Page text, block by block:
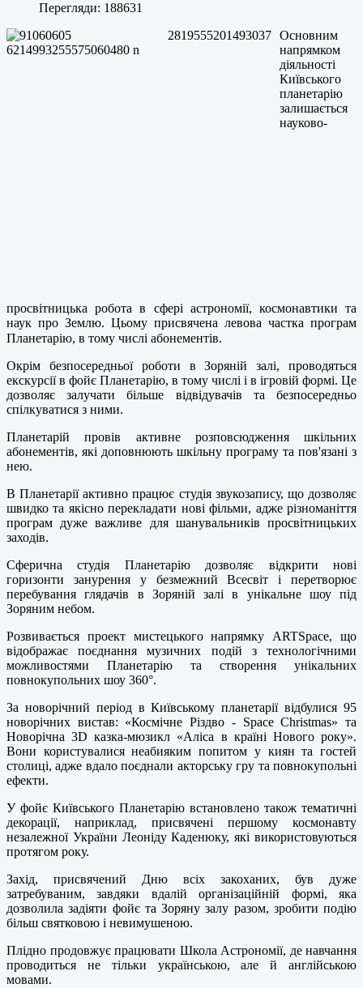
Перегляди: 188631
Основним
напрямком
діяльності
Київського
планетарію
залишається
науково-
просвітницька робота в сфері астрономії, космонавтики та
наук про Землю. Цьому присвячена левова частка програм
Планетарію, в тому числі абонементів.⠀
Окрім безпосередньої роботи в Зоряній залі, проводяться
екскурсії в фойє Планетарію, в тому числі і в ігровій формі. Це
дозволяє залучати більше відвідувачів та безпосередньо
спілкуватися з ними.
Планетарій провів активне розповсюдження шкільних
абонементів, які доповнюють шкільну програму та пов'язані з
нею.
В Планетарії активно працює студія звукозапису, що дозволяє
швидко та якісно перекладати нові фільми, адже різноманіття
програм дуже важливе для шанувальників просвітницьких
заходів.
Сферична студія Планетарію дозволяє відкрити нові
горизонти занурення у безмежний Всесвіт і перетворює
перебування глядачів в Зоряній залі в унікальне шоу під
Зоряним небом.
Розвивається проект мистецького напрямку ARTSpace, що
відображає поєднання музичних подій з технологічними
можливостями Планетарію та створення унікальних
повнокупольних шоу 360°.
За новорічний період в Київському планетарії відбулися 95
новорічних вистав: «Космічне Різдво - Space Christmas» та
Новорічна 3D казка-мюзикл «Аліса в країні Нового року».
Вони користувалися неабияким попитом у киян та гостей
столиці, адже вдало поєднали акторську гру та повнокупольні
ефекти.
У фойє Київського Планетарію встановлено також тематичні
декорації, наприклад, присвячені першому космонавту
незалежної України Леоніду Каденюку, які використовуються
протягом року.
Захід, присвячений Дню всіх закоханих, був дуже
затребуваним, завдяки вдалій організаційній формі, яка
дозволила задіяти фойє та Зоряну залу разом, зробити подію
більш святковою і невимушеною.
Плідно продовжує працювати Школа Астрономії, де навчання
проводиться не тільки українською, але й англійською
мовами.